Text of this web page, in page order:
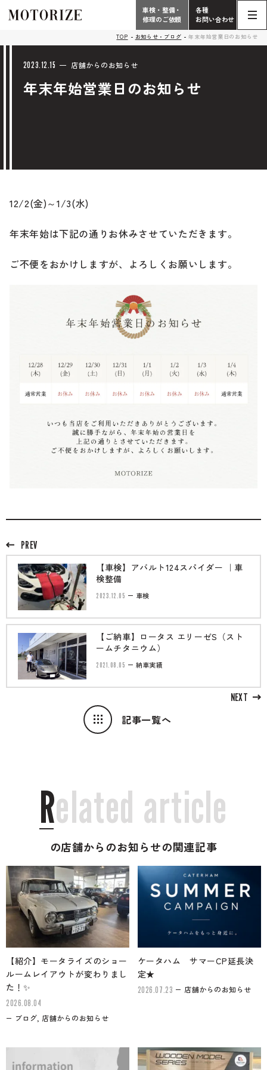
こだわり
車検・整備・修理のご依頼
中古車探しのご依頼/その他
お客様の声
プライバシーポリシー
Phone
電話受付時間 10:00 - 18:30（月曜定休）
058-247-8001
タップで電話がかかります
Contact Form
お問い合わせフォームはこちら
買取査定のご依頼
その他のお問い合わせ
中古車探しのご依頼・レンタカーのご相談
電話・メールなどのご連絡方法意外にも、オンラインで
のご相談も可能です。
お問い合わせフォームにて、オンラインでのご連絡をご
希望ください。
Contact
車検・整備・
修理のご依頼
各種
お問い合わせ
TOP お知らせ・ブログ 年末年始営業日のお知らせ
2023.12.15 店舗からのお知らせ
年末年始営業日のお知らせ
12/2(金)～1/3(水)
年末年始は下記の通りお休みさせていただきます。
ご不便をおかけしますが、よろしくお願いします。
PREV
【車検】アバルト124スパイダー ｜車
検整備
2023.12.05 車検
記事一覧へ
NEXT
【ご納車】ロータス エリーゼS（スト
ームチタニウム）
2021.08.05 納車実績
Related article
の店舗からのお知らせの関連記事
【紹介】モータライズのショー
ルームレイアウトが変わりまし
た！✨
2026.08.04
ブログ, 店舗からのお知らせ
ケータハム サマーCP延長決
定★
2026.07.23 店舗からのお知らせ